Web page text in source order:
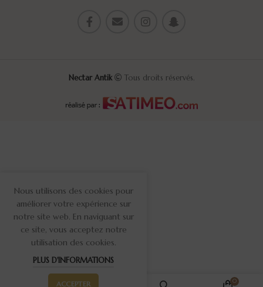
Nectar Antik Tous droits réservés.
Nous utilisons des cookies pour
améliorer votre expérience sur
notre site web. En naviguant sur
ce site, vous acceptez notre
utilisation des cookies.
PLUS D'INFORMATIONS
ACCEPTER 0